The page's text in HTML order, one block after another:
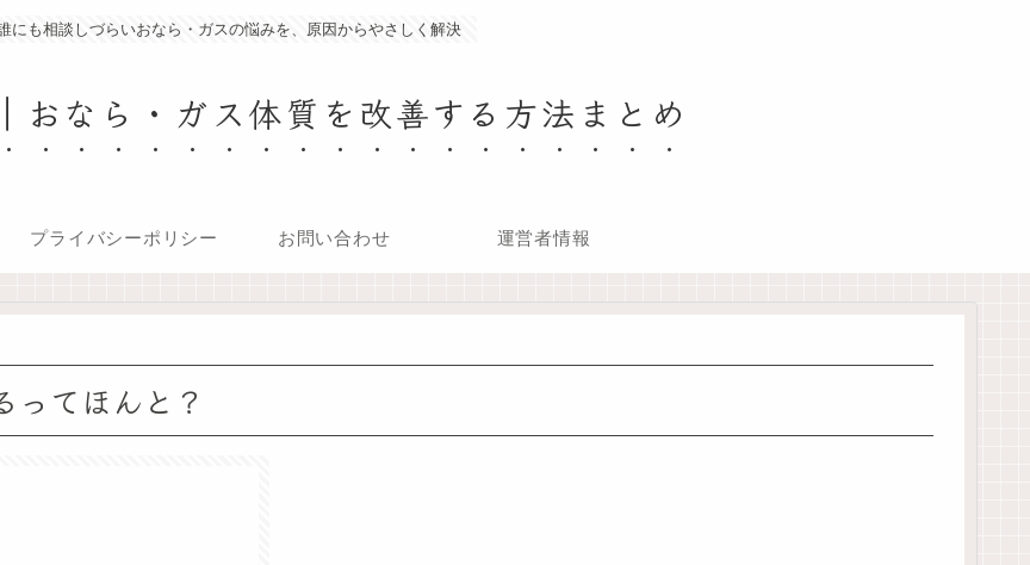
にも相談しづらいおなら・ガスの悩みを、原因からやさしく解決
おなら・ガス体質を改善する方法まとめ
プライバシーポリシー お問い合わせ 運営者情報
ってほんと？